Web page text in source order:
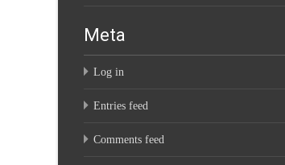
Meta
Log in
Entries feed
Comments feed